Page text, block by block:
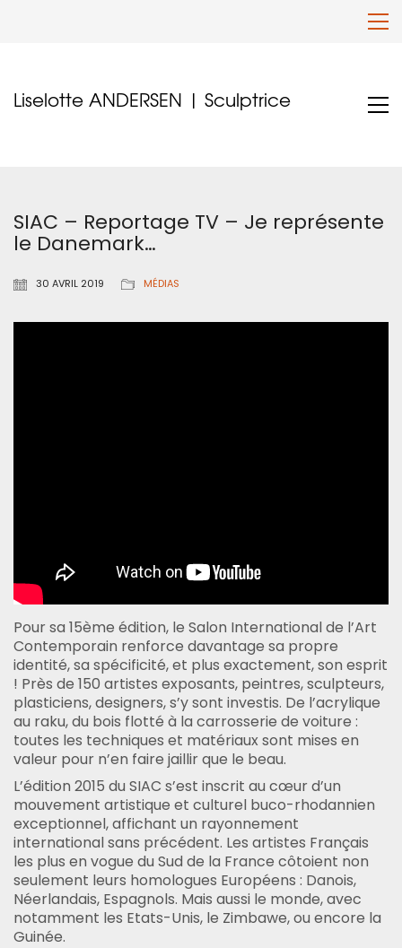
Liselotte ANDERSEN | Sculptrice
SIAC – Reportage TV – Je représente
le Danemark…
30 AVRIL 2019 MÉDIAS
Pour sa 15ème édition, le Salon International de l’Art
Contemporain renforce davantage sa propre
identité, sa spécificité, et plus exactement, son esprit
! Près de 150 artistes exposants, peintres, sculpteurs,
plasticiens, designers, s’y sont investis. De l’acrylique
au raku, du bois flotté à la carrosserie de voiture :
toutes les techniques et matériaux sont mises en
valeur pour n’en faire jaillir que le beau.
L’édition 2015 du SIAC s’est inscrit au cœur d’un
mouvement artistique et culturel buco-rhodannien
exceptionnel, affichant un rayonnement
international sans précédent. Les artistes Français
les plus en vogue du Sud de la France côtoient non
seulement leurs homologues Européens : Danois,
Néerlandais, Espagnols. Mais aussi le monde, avec
notamment les Etats-Unis, le Zimbawe, ou encore la
Guinée.